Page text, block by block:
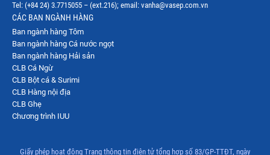
Tel: (+84 24) 3.7715055 – (ext.216); email: vanha@vasep.com.vn
CÁC BAN NGÀNH HÀNG
Ban ngành hàng Tôm
Ban ngành hàng Cá nước ngọt
Ban ngành hàng Hải sản
CLB Cá Ngừ
CLB Bột cá & Surimi
CLB Hàng nội địa
CLB Ghẹ
Chương trình IUU
Giấy phép hoạt động Trang thông tin điện tử tổng hợp số 83/GP-TTĐT, ngày